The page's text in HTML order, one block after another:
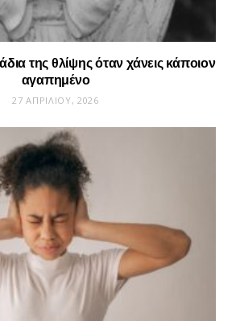
της θλίψης όταν χάνεις κάποιον
αγαπημένο
27 ΑΠΡΙΛΊΟΥ, 2026